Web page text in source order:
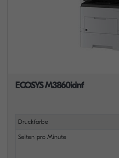
ECOSYS M3860idnf
Druckfarbe
Seiten pro Minute